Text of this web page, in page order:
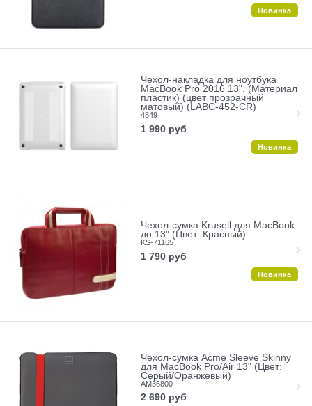
Новинка
Чехол-накладка для ноутбука
MacBook Pro 2016 13". (Материал
пластик) (цвет прозрачный
матовый) (LABC-452-CR)
4849
1 990 руб
Новинка
Чехол-сумка Krusell для MacBook
до 13" (Цвет: Красный)
KS-71165
1 790 руб
Новинка
Чехол-сумка Acme Sleeve Skinny
для MacBook Pro/Air 13" (Цвет:
Серый/Оранжевый)
AM36800
2 690 руб